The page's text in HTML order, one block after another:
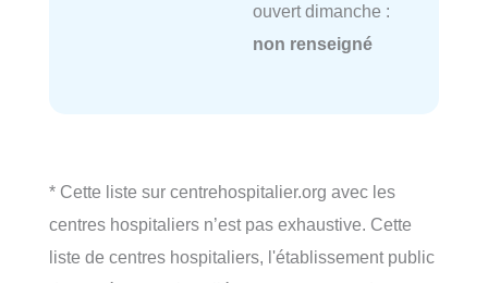
ouvert dimanche :
non renseigné
* Cette liste sur centrehospitalier.org avec les
centres hospitaliers n’est pas exhaustive. Cette
liste de centres hospitaliers, l'établissement public